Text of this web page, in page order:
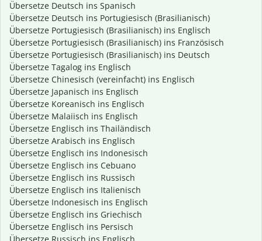
Übersetze Deutsch ins Spanisch
Übersetze Deutsch ins Portugiesisch (Brasilianisch)
Übersetze Portugiesisch (Brasilianisch) ins Englisch
Übersetze Portugiesisch (Brasilianisch) ins Französisch
Übersetze Portugiesisch (Brasilianisch) ins Deutsch
Übersetze Tagalog ins Englisch
Übersetze Chinesisch (vereinfacht) ins Englisch
Übersetze Japanisch ins Englisch
Übersetze Koreanisch ins Englisch
Übersetze Malaiisch ins Englisch
Übersetze Englisch ins Thailändisch
Übersetze Arabisch ins Englisch
Übersetze Englisch ins Indonesisch
Übersetze Englisch ins Cebuano
Übersetze Englisch ins Russisch
Übersetze Englisch ins Italienisch
Übersetze Indonesisch ins Englisch
Übersetze Englisch ins Griechisch
Übersetze Englisch ins Persisch